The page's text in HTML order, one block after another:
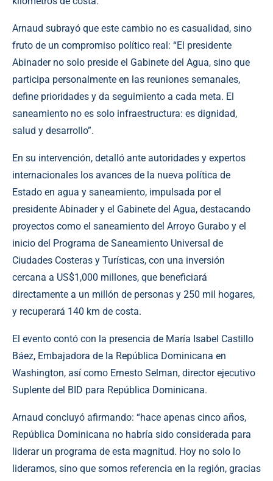
Arnaud subrayó que este cambio no es casualidad, sino
fruto de un compromiso político real: “El presidente
Abinader no solo preside el Gabinete del Agua, sino que
participa personalmente en las reuniones semanales,
define prioridades y da seguimiento a cada meta. El
saneamiento no es solo infraestructura: es dignidad,
salud y desarrollo”.
En su intervención, detalló ante autoridades y expertos
internacionales los avances de la nueva política de
Estado en agua y saneamiento, impulsada por el
presidente Abinader y el Gabinete del Agua, destacando
proyectos como el saneamiento del Arroyo Gurabo y el
inicio del Programa de Saneamiento Universal de
Ciudades Costeras y Turísticas, con una inversión
cercana a US$1,000 millones, que beneficiará
directamente a un millón de personas y 250 mil hogares,
y recuperará 140 km de costa.
El evento contó con la presencia de María Isabel Castillo
Báez, Embajadora de la República Dominicana en
Washington, así como Ernesto Selman, director ejecutivo
Suplente del BID para República Dominicana.
Arnaud concluyó afirmando: “hace apenas cinco años,
República Dominicana no habría sido considerada para
liderar un programa de esta magnitud. Hoy no solo lo
lideramos, sino que somos referencia en la región, gracias